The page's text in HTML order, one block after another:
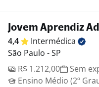
Jovem Aprendiz
4,4
Intermédica
São Paulo - SP
R$ 1.212,00
Sem
Ensino Médio (2º